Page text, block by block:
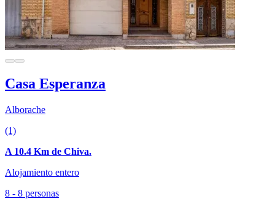
Casa Esperanza
Alborache
(1)
A 10.4 Km de Chiva.
Alojamiento entero
8 - 8 personas